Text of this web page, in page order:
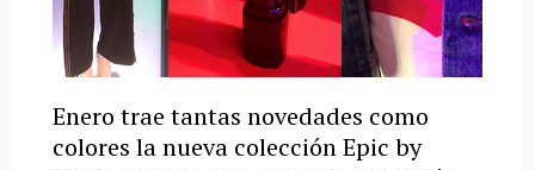
Enero trae tantas novedades como
colores la nueva colección Epic by